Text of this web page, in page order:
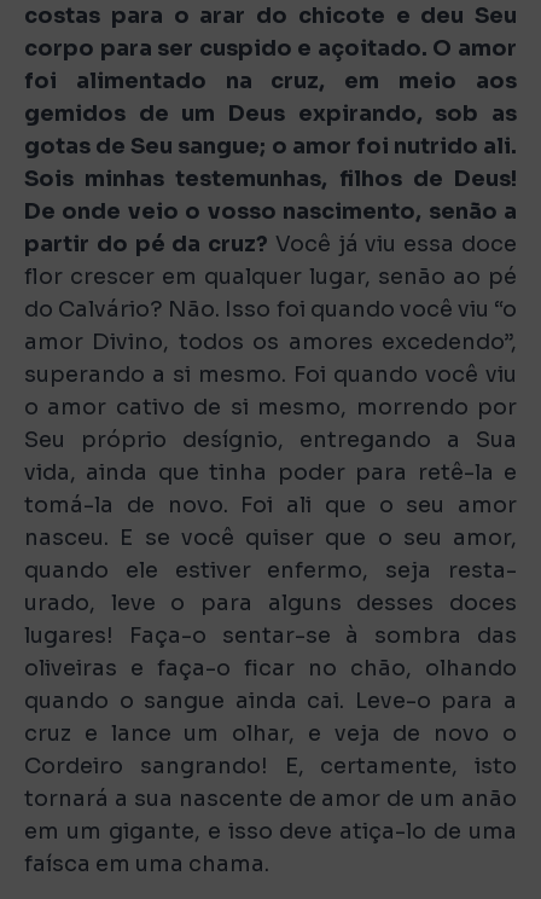
costas para o arar do chicote e deu Seu
corpo para ser cuspido e açoitado. O amor
foi alimentado na cruz, em meio aos
gemidos de um Deus expirando, sob as
gotas de Seu sangue; o amor foi nutrido ali.
Sois minhas testemunhas, filhos de Deus!
De onde veio o vosso nascimento, senão a
partir do pé da cruz? Você já viu essa doce
flor crescer em qualquer lugar, senão ao pé
do Calvário? Não. Isso foi quando você viu “o
amor Divino, todos os amores excedendo”,
superando a si mesmo. Foi quando você viu
o amor cativo de si mesmo, morrendo por
Seu próprio desígnio, entregando a Sua
vida, ainda que tinha poder para retê-la e
tomá-la de novo. Foi ali que o seu amor
nasceu. E se você quiser que o seu amor,
quando ele estiver enfermo, seja resta-
urado, leve o para alguns desses doces
lugares! Faça-o sentar-se à sombra das
oliveiras e faça-o ficar no chão, olhando
quando o sangue ainda cai. Leve-o para a
cruz e lance um olhar, e veja de novo o
Cordeiro sangrando! E, certamente, isto
tornará a sua nascente de amor de um anão
em um gigante, e isso deve atiça-lo de uma
faísca em uma chama.